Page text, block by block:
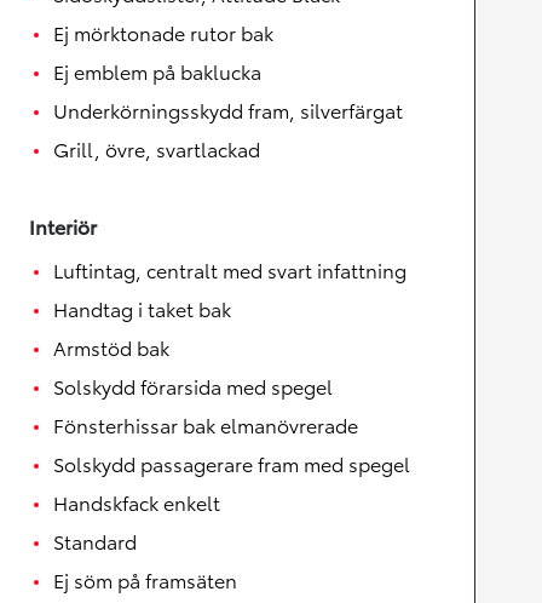
Ej mörktonade rutor bak
Ej emblem på baklucka
Underkörningsskydd fram, silverfärgat
Grill, övre, svartlackad
Interiör
Luftintag, centralt med svart infattning
Handtag i taket bak
Armstöd bak
Solskydd förarsida med spegel
Fönsterhissar bak elmanövrerade
Solskydd passagerare fram med spegel
Handskfack enkelt
Standard
Ej söm på framsäten